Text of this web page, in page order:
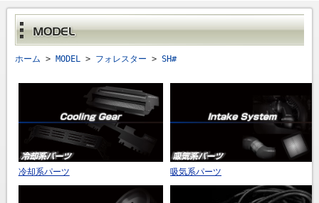
ホーム > MODEL> フォレスター > SH#
冷却系パーツ 吸気系パーツ